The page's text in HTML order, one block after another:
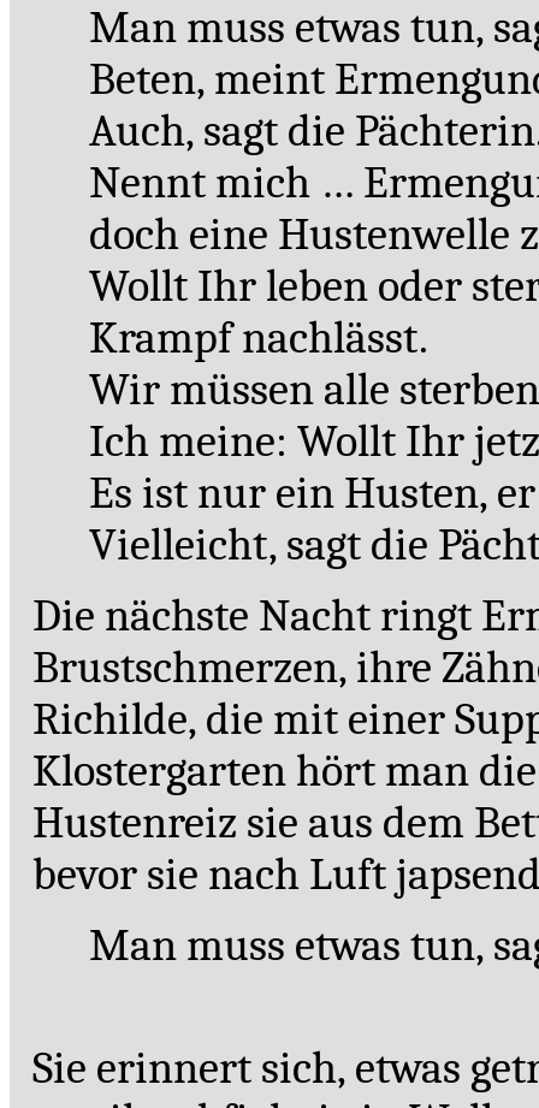
Man muss etwas tun,
Beten, meint
Auch, sagt die
Nennt mich …
doch eine Hustenwelle
Wollt Ihr leben oder
Krampf nachlässt.
Wir müssen alle
Ich meine: Wollt Ihr
Es ist nur ein Husten,
Vielleicht, sagt die
Die nächste Nacht ringt
Brustschmerzen, ihre
Richilde, die mit einer
Klostergarten hört man
Hustenreiz sie aus dem
bevor sie nach Luft
Man muss etwas tun,
Sie erinnert sich, etwas